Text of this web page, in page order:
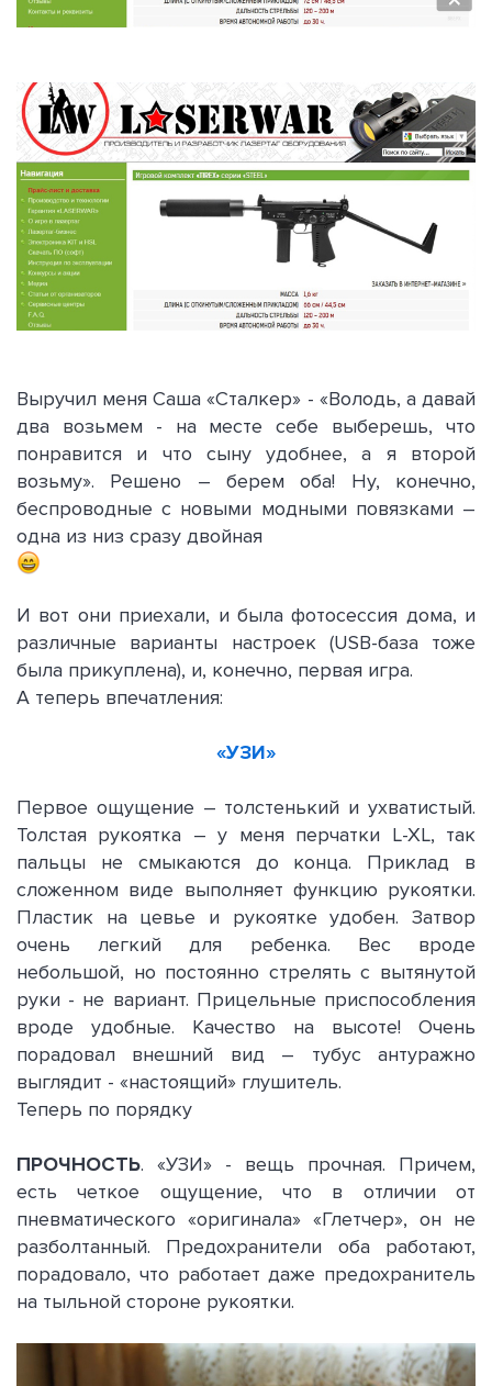
Выручил меня Саша «Сталкер» - «Володь, а давай
два возьмем - на месте себе выберешь, что
понравится и что сыну удобнее, а я второй
возьму». Решено – берем оба! Ну, конечно,
беспроводные с новыми модными повязками –
одна из низ сразу двойная
И вот они приехали, и была фотосессия дома, и
различные варианты настроек (USB-база тоже
была прикуплена), и, конечно, первая игра.
А теперь впечатления:
«УЗИ»
Первое ощущение – толстенький и ухватистый.
Толстая рукоятка – у меня перчатки L-XL, так
пальцы не смыкаются до конца. Приклад в
сложенном виде выполняет функцию рукоятки.
Пластик на цевье и рукоятке удобен. Затвор
очень легкий для ребенка. Вес вроде
небольшой, но постоянно стрелять с вытянутой
руки - не вариант. Прицельные приспособления
вроде удобные. Качество на высоте! Очень
порадовал внешний вид – тубус антуражно
выглядит - «настоящий» глушитель.
Теперь по порядку
ПРОЧНОСТЬ. «УЗИ» - вещь прочная. Причем,
есть четкое ощущение, что в отличии от
пневматического «оригинала» «Глетчер», он не
разболтанный. Предохранители оба работают,
порадовало, что работает даже предохранитель
на тыльной стороне рукоятки.